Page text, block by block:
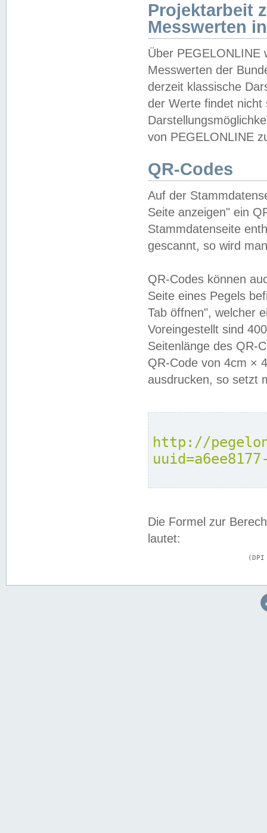
Projektarbeit
Messwerten
Über PEGELONLINE
Messwerten der
derzeit klassische
der Werte findet
von PEGELONLINE
QR-Codes
Auf der
Seite anzeigen" ein
Stammdatenseite
gescannt, so wird
QR-Codes können
Seite eines Pegels
Tab öffnen", welcher
Voreingestellt sind
Seitenlänge des QR-
QR-Code von 4cm ×
ausdrucken, so setzt
http://
Die Formel zur
lautet: